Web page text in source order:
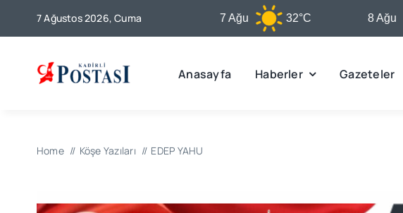
7 Ağustos 2026, Cuma
Kadirli 32°C
Anasayfa Haberler Gazeteler
Home Köşe Yazıları EDEP YAHU